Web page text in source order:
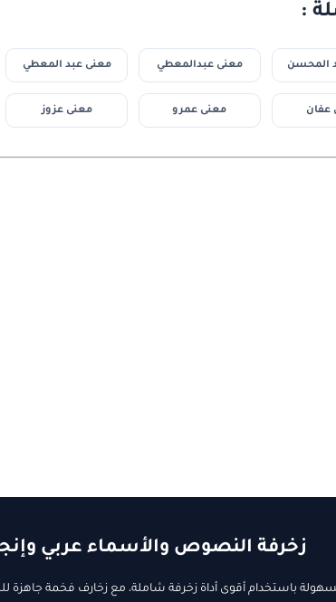
:
المحسن معنى عبدالمعطي معنى عبد المعطي
عفان معنى عمرو معنى عزوز
زخرفة النصوص والأسماء عربي
باستخدام أقوى أداة زخرفة شاملة، مع زخارف فخمة جاهزة